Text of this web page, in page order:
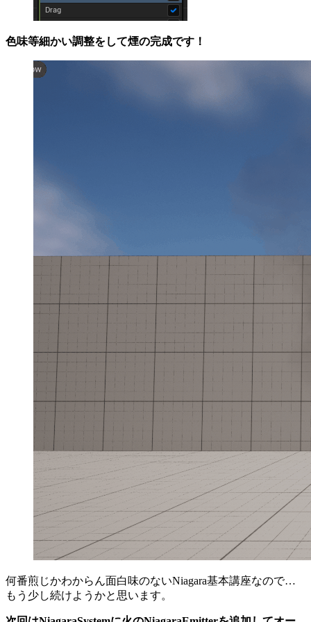
色味等細かい調整をして煙の完成です！
何番煎じかわからん面白味のないNiagara基本講座なので…
もう少し続けようかと思います。